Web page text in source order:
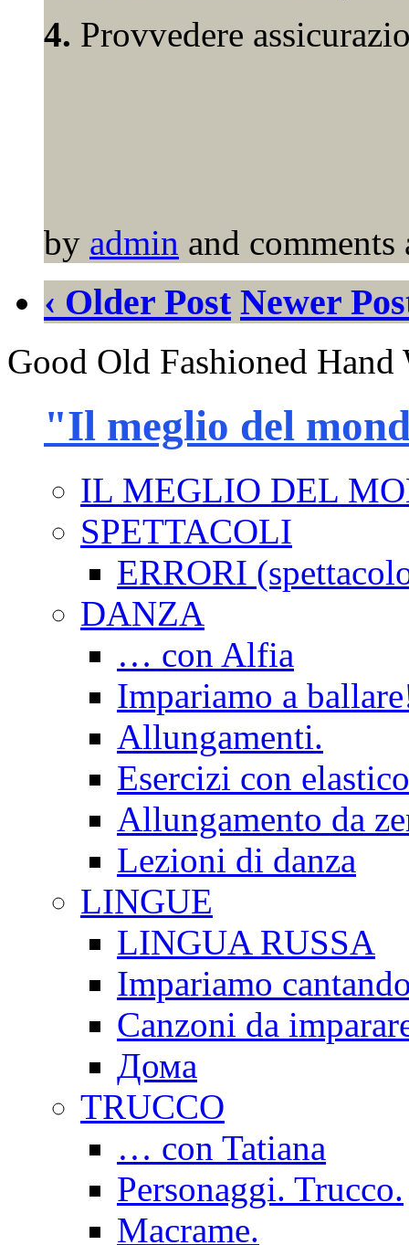
4. Provvedere
by admin and comments
‹ Older Post Newer
Good Old Fashioned
"Il meglio del
IL MEGLIO DEL
SPETTACOLI
ERRORI
DANZA
… con Alfia
Impariamo a
Allungamenti.
Esercizi con
Allungamento da
Lezioni di danza
LINGUE
LINGUA RUSSA
Impariamo
Canzoni da
Дома
TRUCCO
… con Tatiana
Personaggi. Trucco.
Macrame.